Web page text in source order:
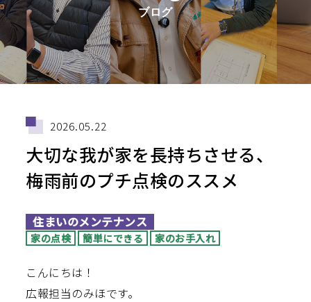
ブログ
2026.05.22
大切な我が家を長持ちさせる、
梅雨前のプチ点検のススメ
住まいのメンテナンス
家の点検 簡単にできる 家のお手入れ
こんにちは！
広報担当のみほです。